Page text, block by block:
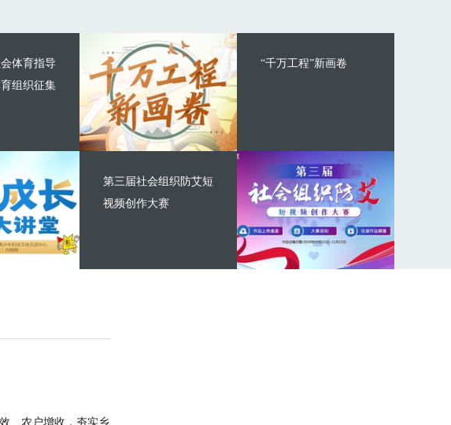
体育指导
组织征集
“千万工程”新画卷
第三届社会组织防艾短
视频创作大赛
、农户增收，夯实乡